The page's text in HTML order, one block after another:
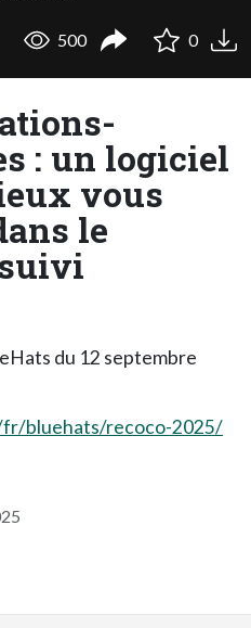
500 0
: un logiciel
vous
le
du 12 septembre
bluehats/recoco-2025/